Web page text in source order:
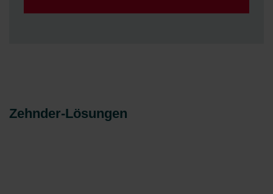
Zehnder-Lösungen